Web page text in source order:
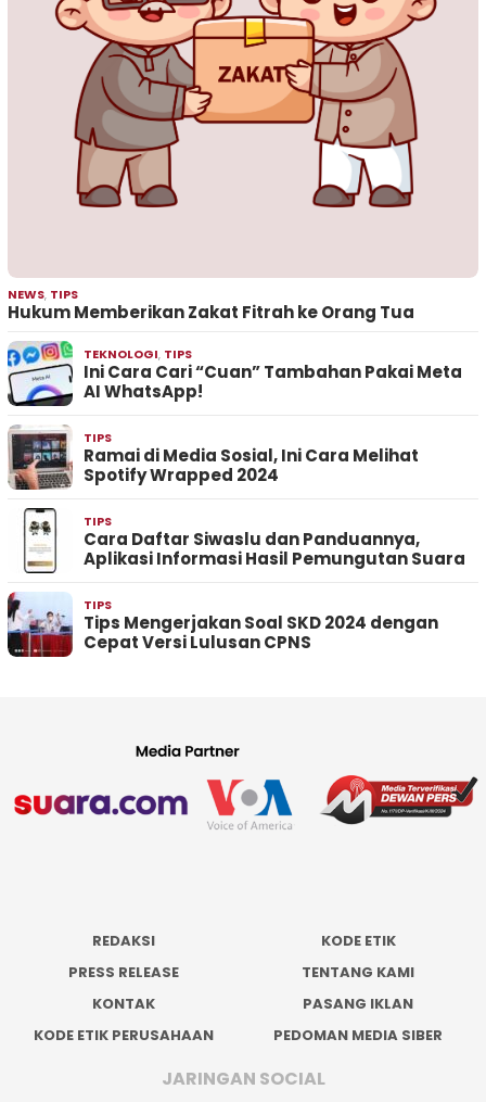
NEWS, TIPS
Hukum Memberikan Zakat Fitrah ke Orang Tua
TEKNOLOGI, TIPS
Ini Cara Cari “Cuan” Tambahan Pakai Meta
AI WhatsApp!
TIPS
Ramai di Media Sosial, Ini Cara Melihat
Spotify Wrapped 2024
TIPS
Cara Daftar Siwaslu dan Panduannya,
Aplikasi Informasi Hasil Pemungutan Suara
TIPS
Tips Mengerjakan Soal SKD 2024 dengan
Cepat Versi Lulusan CPNS
REDAKSI
KODE ETIK
PRESS RELEASE
TENTANG KAMI
KONTAK
PASANG IKLAN
KODE ETIK PERUSAHAAN
PEDOMAN MEDIA SIBER
JARINGAN SOCIAL